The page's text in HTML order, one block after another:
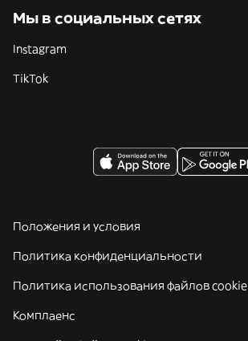
Мы в социальных сетях
Instagram
TikTok
Положения и условия
Политика конфиденциальности
Политика использования файлов cookie
Комплаенс